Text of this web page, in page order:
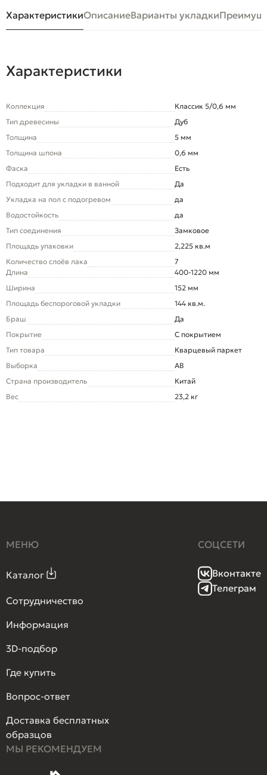
ХарактеристикиОписаниеВарианты укладки
Характеристики
Коллекция
Классик 5/0,6 мм
Тип древесины
Дуб
Толщина
5 мм
Толщина шпона
0,6 мм
Фаска
Есть
Подходит для укладки в ванной
Да
Укладка на пол c подогревом
да
Водостойкость
да
Тип соединения
Замковое
Площадь упаковки
2,225 кв.м
Количество слоёв лака
7
Длина
400-1220 мм
Ширина
152 мм
Площадь беспороговой укладки
144 кв.м.
Браш
Да
Покрытие
С покрытием
Тип товара
Кварцевый паркет
Выборка
AB
Страна производитель
Китай
Вес
23,2 кг
МЕНЮ
Каталог
Сотрудничество
Информация
3D-подбор
Где купить
Вопрос-ответ
Доставка бесплатных
образцов
СОЦСЕТИ
Вконтакте
Телеграм
МЫ РЕКОМЕНДУЕМ